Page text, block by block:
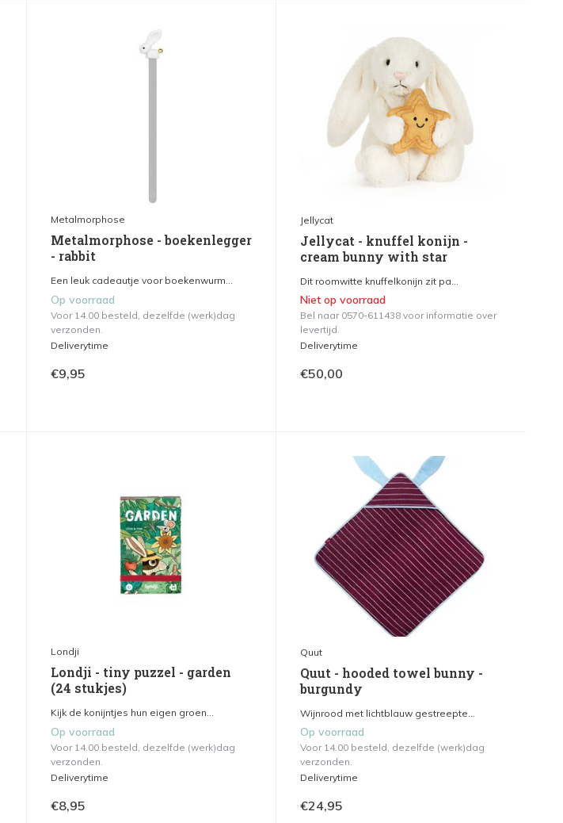
Metalmorphose
Metalmorphose - boekenlegger
- rabbit
Een leuk cadeautje voor boekenwurm...
Op voorraad
Voor 14.00 besteld, dezelfde (werk)dag
verzonden.
Deliverytime
€9,95
Jellycat
Jellycat - knuffel konijn -
cream bunny with star
Dit roomwitte knuffelkonijn zit pa...
Niet op voorraad
Bel naar 0570-611438 voor informatie over
levertijd.
Deliverytime
€50,00
Londji
Londji - tiny puzzel - garden
(24 stukjes)
Kijk de konijntjes hun eigen groen...
Op voorraad
Voor 14.00 besteld, dezelfde (werk)dag
verzonden.
Deliverytime
€8,95
Quut
Quut - hooded towel bunny -
burgundy
Wijnrood met lichtblauw gestreepte...
Op voorraad
Voor 14.00 besteld, dezelfde (werk)dag
verzonden.
Deliverytime
€24,95